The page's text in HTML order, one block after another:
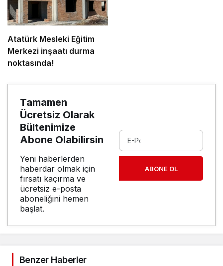
Atatürk Mesleki Eğitim
Merkezi inşaatı durma
noktasında!
Tamamen
Ücretsiz Olarak
Bültenimize
Abone Olabilirsin
Yeni haberlerden
haberdar olmak için
fırsatı kaçırma ve
ücretsiz e-posta
aboneliğini hemen
başlat.
ABONE OL
Benzer Haberler